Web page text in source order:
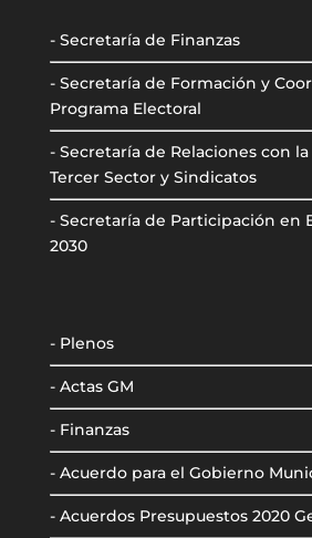
- Secretaría de Finanzas
- Secretaría de Formación y
Programa Electoral
- Secretaría de Relaciones con
Tercer Sector y Sindicatos
- Secretaría de Participación en
2030
- Plenos
- Actas GM
- Finanzas
- Acuerdo para el Gobierno
- Acuerdos Presupuestos 2020